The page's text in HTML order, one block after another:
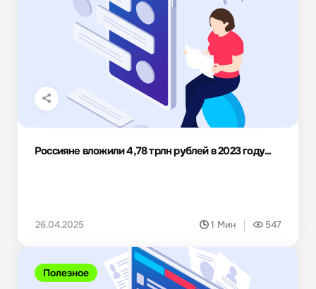
Россияне вложили 4,78 трлн рублей в 2023 году...
26.04.2025 1 Мин 547
Полезное